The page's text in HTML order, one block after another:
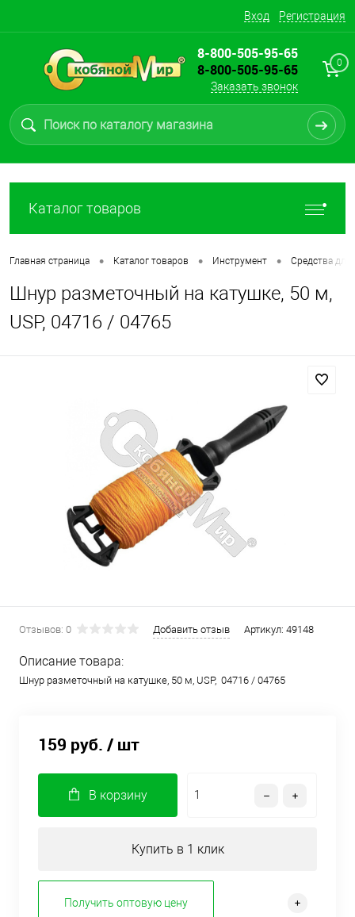
Вход Регистрация
8-800-505-95-65
8-800-505-95-65
Заказать звонок
0
Каталог товаров
Главная страница • Каталог товаров • Инструмент • Средства для
Шнур разметочный на катушке, 50 м,
USP, 04716 / 04765
Отзывов: 0 Добавить отзыв Артикул: 49148
Описание товара:
Шнур разметочный на катушке, 50 м, USP, 04716 / 04765
159 руб. / шт
В корзину
Купить в 1 клик
Получить оптовую цену